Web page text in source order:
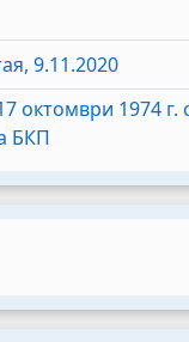
9.11.2020
октомври 1974 г.
БКП